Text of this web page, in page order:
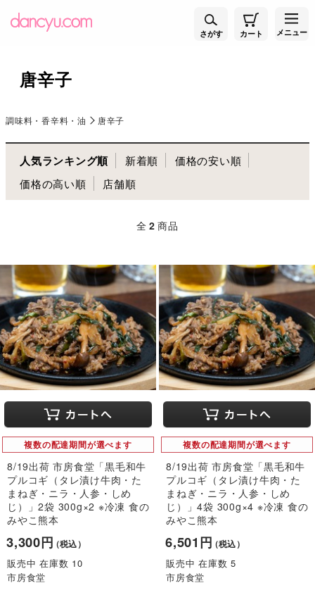
さがす カート メニュー
唐辛子
調味料・香辛料・油 唐辛子
人気ランキング順 新着順
価格の安い順
価格の高い順
店舗順
全 2 商品
複数の配達期間が選べます
8/19出荷 市房食堂「黒毛和牛
プルコギ（タレ漬け牛肉・た
まねぎ・ニラ・人参・しめ
じ）」2袋 300g×2 ※冷凍 食の
みやこ熊本
3,300円（税込）
販売中 在庫数 10
市房食堂
複数の配達期間が選べます
8/19出荷 市房食堂「黒毛和牛
プルコギ（タレ漬け牛肉・た
まねぎ・ニラ・人参・しめ
じ）」4袋 300g×4 ※冷凍 食の
みやこ熊本
6,501円（税込）
販売中 在庫数 5
市房食堂